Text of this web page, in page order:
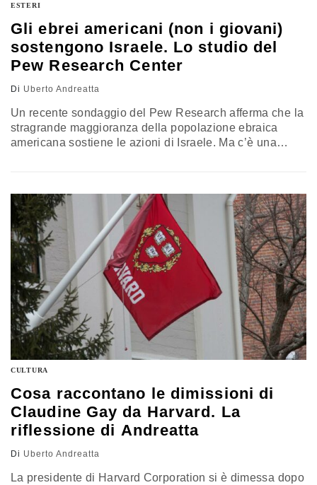
ESTERI
Gli ebrei americani (non i giovani)
sostengono Israele. Lo studio del
Pew Research Center
Di Uberto Andreatta
Un recente sondaggio del Pew Research afferma che la
stragrande maggioranza della popolazione ebraica
americana sostiene le azioni di Israele. Ma c’è una
CULTURA
Cosa raccontano le dimissioni di
Claudine Gay da Harvard. La
riflessione di Andreatta
Di Uberto Andreatta
La presidente di Harvard Corporation si è dimessa dopo